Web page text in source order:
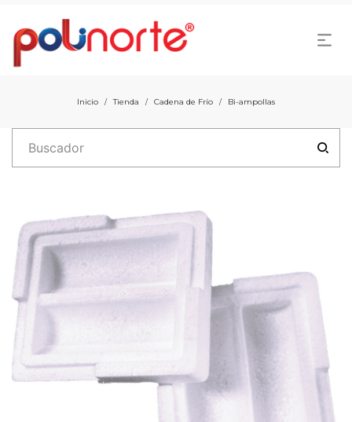
Inicio / Tienda / Cadena de Frío / Bi-ampollas